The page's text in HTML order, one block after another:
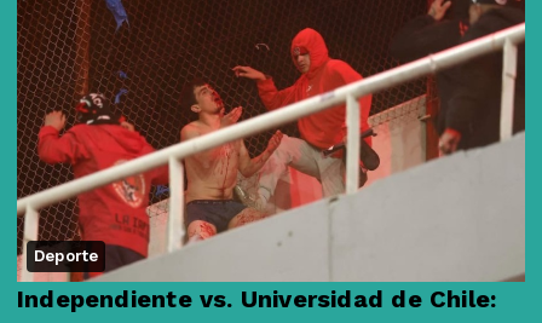
Deporte
Independiente vs. Universidad de Chile: